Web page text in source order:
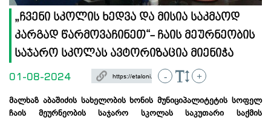
„ჩვენი სკოლის ხედვა და მისია საკმაოდ
კარგად წარმოვაჩინეთ“- ჩაის მეურნეობის
საჯარო სკოლას ავტორიზაცია მიენიჭა
01-08-2024 - +
მალხაზ აბაშიძის სახელობის ხონის მუნიციპალიტეტის სოფელ
ჩაის მეურნეობის საჯარო სკოლას საკუთარი საქმის